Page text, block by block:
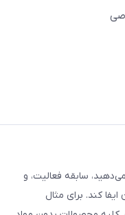
سابقه فعالیت، و
کند. برای مثال